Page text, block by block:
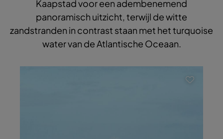
Kaapstad voor een adembenemend
panoramisch uitzicht, terwijl de witte
zandstranden in contrast staan met het turquoise
water van de Atlantische Oceaan.